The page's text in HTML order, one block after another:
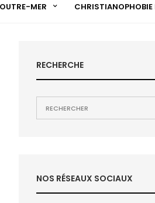
OUTRE-MER CHRISTIANOPHOBIE
RECHERCHE
NOS RÉSEAUX SOCIAUX